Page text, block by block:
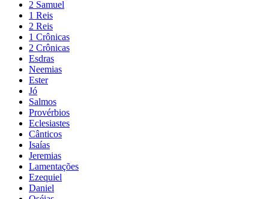
2 Samuel
1 Reis
2 Reis
1 Crônicas
2 Crônicas
Esdras
Neemias
Ester
Jó
Salmos
Provérbios
Eclesiastes
Cânticos
Isaías
Jeremias
Lamentações
Ezequiel
Daniel